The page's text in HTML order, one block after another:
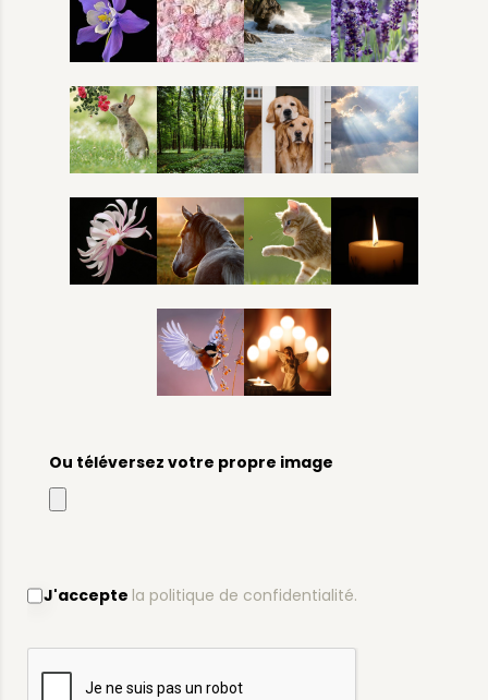
Ou téléversez votre propre image
J'accepte la politique de confidentialité.